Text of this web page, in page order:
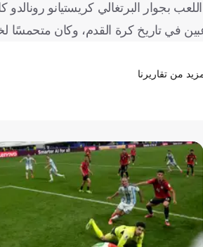
البرتغالي كريستيانو رونالدو
في تاريخ كرة القدم، وكان متحمسًا